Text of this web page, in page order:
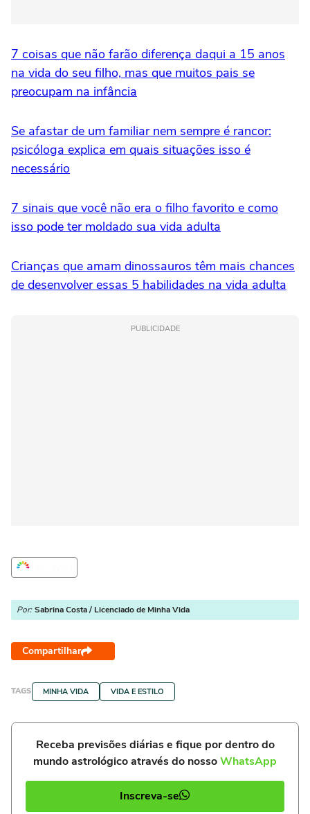
7 coisas que não farão diferença daqui a 15 anos
na vida do seu filho, mas que muitos pais se
preocupam na infância
Se afastar de um familiar nem sempre é rancor:
psicóloga explica em quais situações isso é
necessário
7 sinais que você não era o filho favorito e como
isso pode ter moldado sua vida adulta
Crianças que amam dinossauros têm mais chances
de desenvolver essas 5 habilidades na vida adulta
PUBLICIDADE
Por: Sabrina Costa / Licenciado de Minha Vida
Compartilhar
TAGS MINHA VIDA VIDA E ESTILO
Receba previsões diárias e fique por dentro do
mundo astrológico através do nossoWhatsApp
Inscreva-se